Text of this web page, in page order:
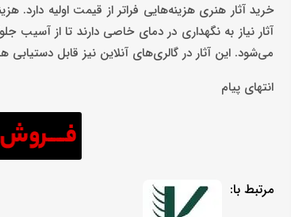
خرید آثار هنری هزینه‌هایی فراتر از قیمت اولیه دارد.
آثار نیاز به نگهداری در دمای خاصی دارند تا از آسیب
می‌شود. این آثار در گالری‌های آنلاین نیز قابل دستیابی
انتهای پیام
مرتبط با: